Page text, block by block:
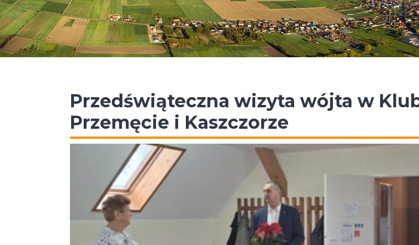
Przedświąteczna wizyta wójta w
Przemęcie i Kaszczorze